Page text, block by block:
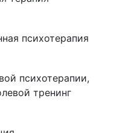
психотерапия
психотерапии,
тренинг